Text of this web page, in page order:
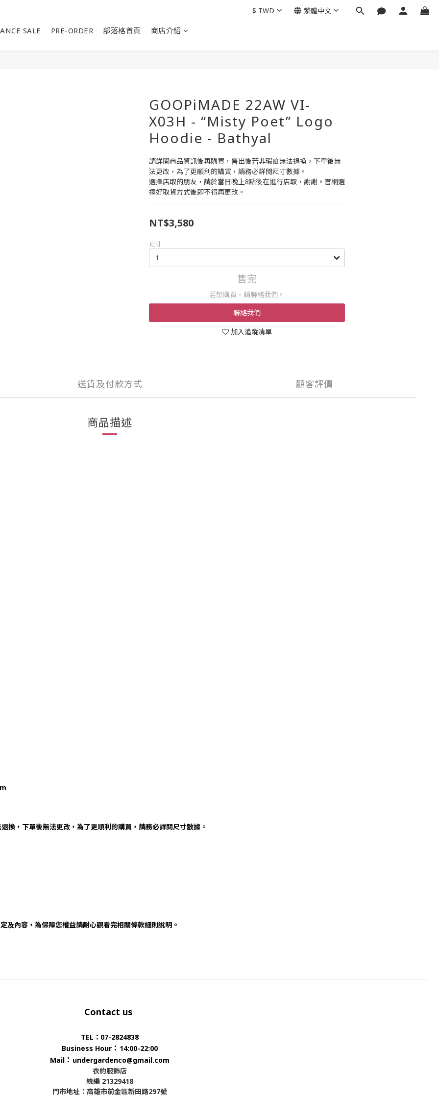
SALE PRE-ORDER 部落格首頁 商店介紹
$ TWD 繁體中文
GOOPiMADE 22AW VI-
X03H - “Misty Poet” Logo
Hoodie - Bathyal
請詳閱商品資訊後再購買，售出後若非瑕疵無法退換，下單後無
法更改，為了更順利的購買，請務必詳閱尺寸數據。
選擇店取的朋友，請於當日晚上8點後在進行店取，謝謝。官網選
擇好取貨方式後即不得再更改。
NT$3,580
尺寸
售完
若想購買，請聯絡我們。
聯絡我們
加入追蹤清單
送貨及付款方式 顧客評價
商品描述
換，下單後無法更改，為了更順利的購買，請務必詳閱尺寸數據。
及內容，為保障您權益請耐心觀看完相關條款細則說明。
Contact us
TEL：07-2824838
Business Hour ： 14:00-22:00
Mail ： undergardenco@gmail.com
衣約服飾店
統編 21329418
門市地址：高雄市前金區新田路297號